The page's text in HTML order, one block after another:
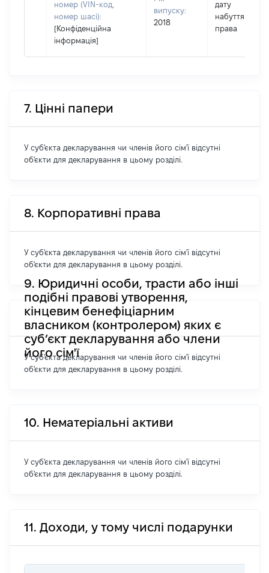
номер (VIN-код,
номер шасі):
[Конфіденційна
інформація]
випуску:
2018
дату
набуття
права
7. Цінні папери
У суб'єкта декларування чи членів його сім'ї відсутні
об'єкти для декларування в цьому розділі.
8. Корпоративні права
У суб'єкта декларування чи членів його сім'ї відсутні
об'єкти для декларування в цьому розділі.
9. Юридичні особи, трасти або інші
подібні правові утворення,
кінцевим бенефіціарним
власником (контролером) яких є
суб’єкт декларування або члени
його сім'ї
У суб'єкта декларування чи членів його сім'ї відсутні
об'єкти для декларування в цьому розділі.
10. Нематеріальні активи
У суб'єкта декларування чи членів його сім'ї відсутні
об'єкти для декларування в цьому розділі.
11. Доходи, у тому числі подарунки